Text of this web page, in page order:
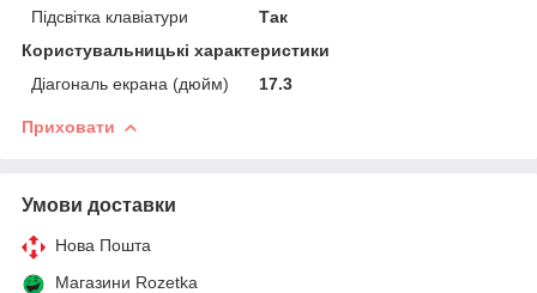
Підсвітка клавіатури
Так
Користувальницькі характеристики
Діагональ екрана (дюйм)
17.3
Приховати
Умови доставки
Нова Пошта
Магазини Rozetka